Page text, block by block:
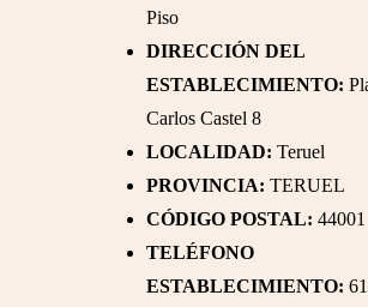
Piso
DIRECCIÓN DEL
ESTABLECIMIENTO:
Carlos Castel 8
LOCALIDAD: Teruel
PROVINCIA: TERUEL
CÓDIGO POSTAL: 44001
TELÉFONO
ESTABLECIMIENTO: